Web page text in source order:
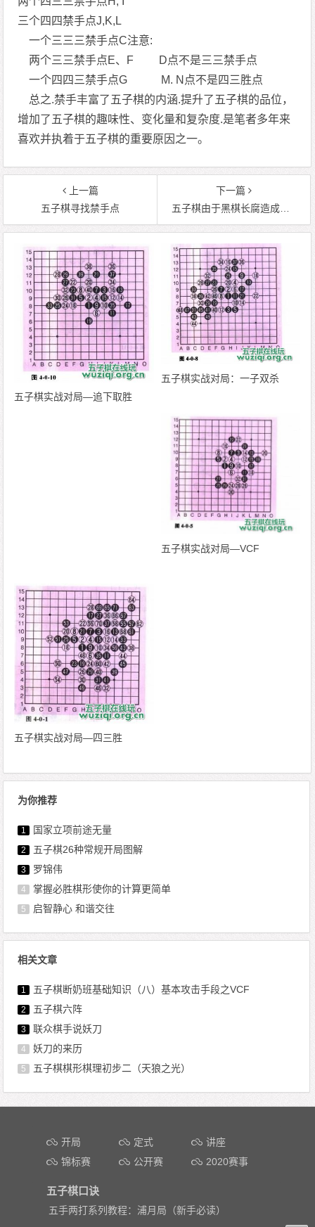
三个四四禁手点J,K,L
一个三三三禁手点C注意:
两个三三禁手点E、F D点不是三三禁手点
一个四四三禁手点G M. N点不是四三胜点
总之.禁手丰富了五子棋的内涵.提升了五子棋的品位，
增加了五子棋的趣味性、变化量和复杂度.是笔者多年来
喜欢并执着于五子棋的重要原因之一。
上一篇
五子棋寻找禁手点
下一篇
五子棋由于黑棋长腐造成的假禁手
五子棋实战对局—追下取胜
五子棋实战对局：一子双杀
五子棋实战对局—VCF
五子棋实战对局—四三胜
为你推荐
1 国家立项前途无量
2 五子棋26种常规开局图解
3 罗锦伟
4 掌握必胜棋形使你的计算更简单
5 启智静心 和谐交往
相关文章
1 五子棋断奶班基础知识（八）基本攻击手段之VCF
2 五子棋六阵
3 联众棋手说妖刀
4 妖刀的来历
5 五子棋棋形棋理初步二（天狼之光）
文章导航
开局 定式
讲座
锦标赛
公开赛 2020赛事
五子棋口诀
五手两打系列教程：浦月局（新手必读）